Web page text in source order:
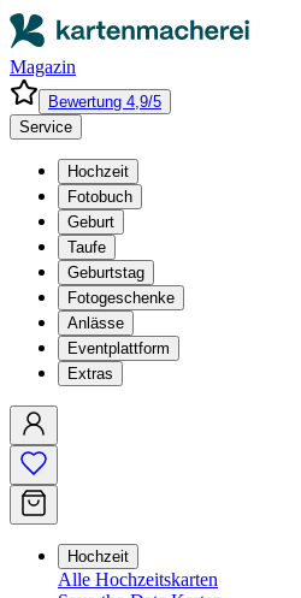
Magazin
Bewertung 4,9/5
Service
Hochzeit
Fotobuch
Geburt
Taufe
Geburtstag
Fotogeschenke
Anlässe
Eventplattform
Extras
Hochzeit
Alle Hochzeitskarten